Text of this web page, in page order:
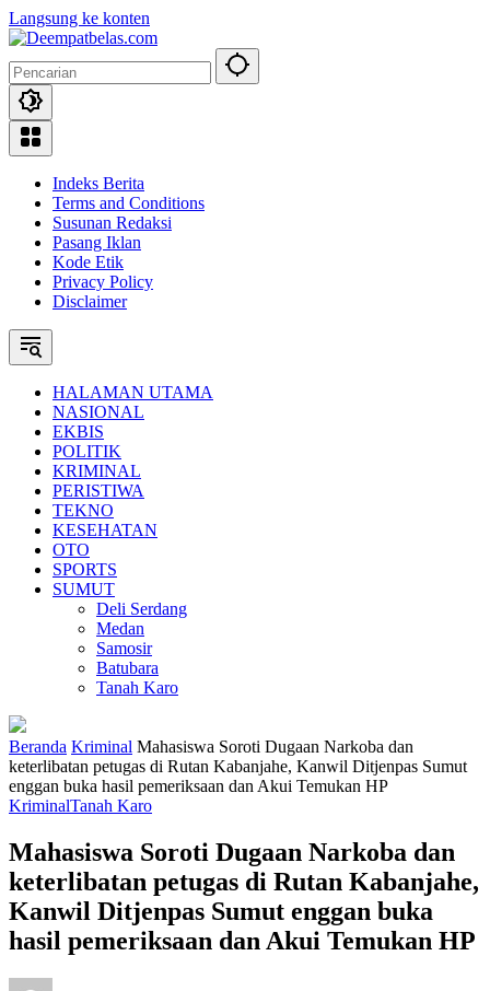
Langsung ke konten
Indeks Berita
Terms and Conditions
Susunan Redaksi
Pasang Iklan
Kode Etik
Privacy Policy
Disclaimer
HALAMAN UTAMA
NASIONAL
EKBIS
POLITIK
KRIMINAL
PERISTIWA
TEKNO
KESEHATAN
OTO
SPORTS
SUMUT
Deli Serdang
Medan
Samosir
Batubara
Tanah Karo
Beranda Kriminal Mahasiswa Soroti Dugaan Narkoba dan
keterlibatan petugas di Rutan Kabanjahe, Kanwil Ditjenpas Sumut
enggan buka hasil pemeriksaan dan Akui Temukan HP
KriminalTanah Karo
Mahasiswa Soroti Dugaan Narkoba dan
keterlibatan petugas di Rutan Kabanjahe,
Kanwil Ditjenpas Sumut enggan buka
hasil pemeriksaan dan Akui Temukan HP